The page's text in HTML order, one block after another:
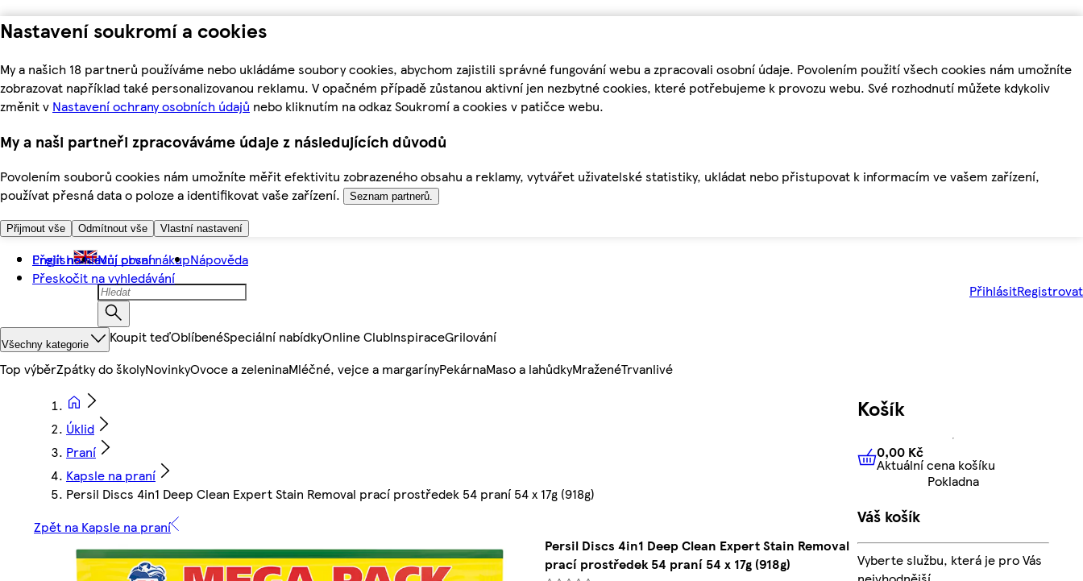
Nastavení soukromí a cookies
My a našich 18 partnerů používáme nebo ukládáme soubory cookies, abychom zajistili správné fungování webu a zpracovali osobní údaje. Povolením použití všech cookies nám umožníte
zobrazovat například také personalizovanou reklamu. V opačném případě zůstanou aktivní jen nezbytné cookies, které potřebujeme k provozu webu. Své rozhodnutí můžete kdykoliv
změnit v Nastavení ochrany osobních údajů nebo kliknutím na odkaz Soukromí a cookies v patičce webu.
My a naši partneři zpracováváme údaje z následujících důvodů
Povolením souborů cookies nám umožníte měřit efektivitu zobrazeného obsahu a reklamy, vytvářet uživatelské statistiky, ukládat nebo přistupovat k informacím ve vašem zařízení,
používat přesná data o poloze a identifikovat vaše zařízení.
Seznam partnerů.
Přijmout vše Odmítnout vše Vlastní nastavení
Přejít na hlavní obsah
Přeskočit na vyhledávání
English Můj první nákupNápověda
PřihlásitRegistrovat
Všechny kategorie Koupit teďOblíbenéSpeciální nabídkyOnline ClubInspiraceGrilování
Top výběrZpátky do školyNovinkyOvoce a zeleninaMléčné, vejce a margarínyPekárnaMaso a lahůdkyMraženéTrvanlivé
Úklid
Praní
Kapsle na praní
Persil Discs 4in1 Deep Clean Expert Stain Removal prací prostředek 54 praní 54 x 17g (918g)
Zpět na Kapsle na praní
Persil Discs 4in1 Deep Clean Expert Stain Removal
prací prostředek 54 praní 54 x 17g (918g)
Košík
0,00 KčAktuální cena košíku
0,00 Kč
Aktuální cena košíku
Pokladna
Váš košík
Vyberte službu, která je pro Vás